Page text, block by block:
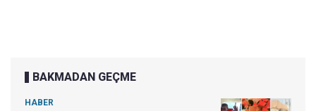
BAKMADAN GEÇME
HABER